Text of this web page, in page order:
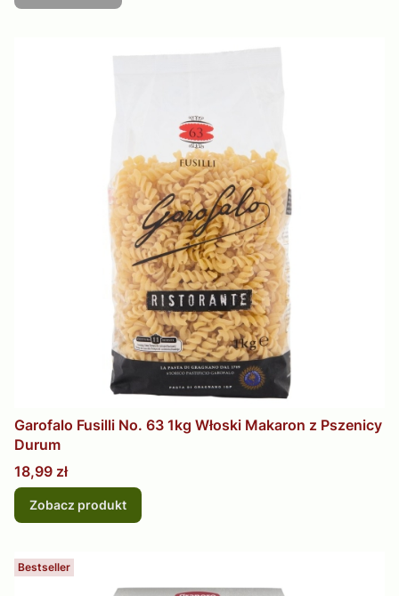
Garofalo Fusilli No. 63 1kg Włoski Makaron z Pszenicy
Durum
Cena
18,99 zł
Zobacz produkt
Bestseller